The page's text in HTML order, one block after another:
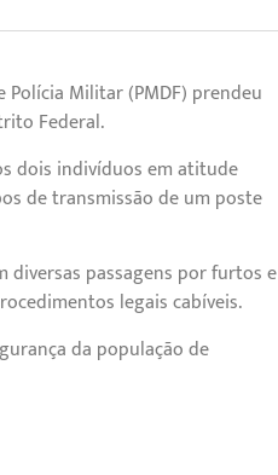
Militar (PMDF) prendeu
Federal.
dois indivíduos em atitude
de transmissão de um poste
diversas passagens por furtos e
legais cabíveis.
da população de